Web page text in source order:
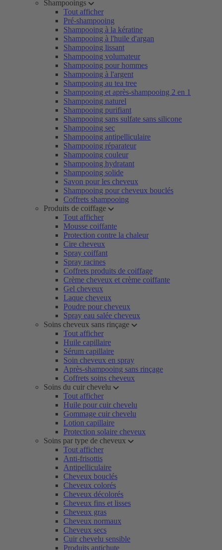
Shampooings
Tout afficher
Pré-shampooing
Shampooing à la kératine
Shampooing à l'huile d'argan
Shampooing lissant
Shampooing volumateur
Shampooing pour hommes
Shampooing à l'argent
Shampooing au tea tree
Shampooing et après-shampooing 2 en 1
Shampooing naturel
Shampooing purifiant
Shampooing sans sulfate sans silicone
Shampooing sec
Shampooing antipelliculaire
Shampooing réparateur
Shampooing couleur
Shampooing hydratant
Shampooing solide
Savon pour les cheveux
Shampooing pour cheveux bouclés
Coffrets shampooing
Produits de coiffage
Tout afficher
Mousse coiffante
Protection contre la chaleur
Cire cheveux
Spray coiffant
Spray racines
Coffrets produits de coiffage
Crème cheveux et crème coiffante
Gel cheveux
Laque cheveux
Poudre pour cheveux
Spray eau salée cheveux
Soins cheveux sans rinçage
Tout afficher
Huile capillaire
Sérum capillaire
Soin cheveux en spray
Après-shampooing sans rinçage
Coffrets soins cheveux
Soins du cuir chevelu
Tout afficher
Huile pour cuir chevelu
Gommage cuir chevelu
Lotion capillaire
Protection solaire cheveux
Soins par type de cheveux
Tout afficher
Anti-frisottis
Antipelliculaire
Cheveux bouclés
Cheveux colorés
Cheveux décolorés
Cheveux fins et lisses
Cheveux gras
Cheveux normaux
Cheveux secs
Cuir chevelu sensible
Produits antichute